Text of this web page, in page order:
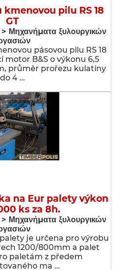
kmenovou pilu RS 18
GT
ξυλουργικών
pásovou pilu RS 18
motor B&S o výkonu 6,5
průměr prořezu kulatiny
do 4 …
na Eur palety výkon
ks za 8h.
ξυλουργικών
je určena pro výrobu
1200/800mm a palet
paletám z předem
ma …